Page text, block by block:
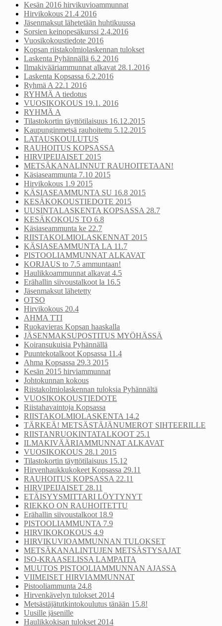
Kesän 2016 hirvikuvioammunnat
Hirvikokous 21.4 2016
Jäsenmaksut lähetetään huhtikuussa
Sorsien keinopesäkurssi 2.4.2016
Vuosikokoustiedote 2016
Kopsan riistakolmiolaskennan tulokset
Laskenta Pyhännällä 6.2 2016
Ilmakivääriammunnat alkavat 28.1.2016
Laskenta Kopsassa 6.2.2016
Ryhmä A 22.1 2016
RYHMÄ A tiedotus
VUOSIKOKOUS 19.1. 2016
RYHMÄ A
Tilastokortin täyttötilaisuus 16.12.2015
Kaupunginmetsä rauhoitettu 5.12.2015
LATAUSKOULUTUS
RAUHOITUS KOPSASSA
HIRVIPEIJAISET 2015
METSÄKANALINNUT RAUHOITETAAN!
Käsiaseammunta 7.10 2015
Hirvikokous 1.9 2015
KÄSIASEAMMUNTA SU 16.8 2015
KESÄKOKOUSTIEDOTE 2015
UUSINTALASKENTA KOPSASSA 28.7
KESÄKOKOUS TO 6.8
Käsiaseammunta ke 22.7
RIISTAKOLMIOLASKENNAT 2015
KÄSIASEAMMUNTA LA 11.7
PISTOOLIAMMUNNAT ALKAVAT
KORJAUS to 7.5 ammuntaan!
Haulikkoammunnat alkavat 4.5
Erähallin siivoustalkoot la 16.5
Jäsenmaksut lähetetty
OTSO
Hirvikokous 20.4
AHMA TTI
Ruokavieras Kopsan haaskalla
JÄSENMAKSUPOSTITUS MYÖHÄSSÄ
Koiransukuisia Pyhännällä
Puuntekotalkoot Kopsassa 11.4
Ahma Kopsassa 29.3 2015
Kesän 2015 hirviammunnat
Johtokunnan kokous
Riistakolmiolaskennan tuloksia Pyhännältä
VUOSIKOKOUSTIEDOTE
Riistahavaintoja Kopsassa
RIISTAKOLMIOLASKENTA 14.2
TÄRKEÄ! METSÄSTÄJÄNUMEROT SIHTEERILLE
RIISTANRUOKINTATALKOOT 25.1
ILMAKIVÄÄRIAMMUNNAT ALKAVAT
VUOSIKOKOUS 28.1 2015
Tilastokortin täyttötilaisuus 15.12
Hirvenhaukkukokeet Kopsassa 29.11
RAUHOITUS KOPSASSA 22.11
HIRVIPEIJAISET 28.11
ETÄISYYSMITTARI LÖYTYNYT
RIEKKO ON RAUHOITETTU
Erähallin siivoustalkoot 18.9
PISTOOLIAMMUNTA 7.9
HIRVIKOKOKOUS 4.9
HIRVIKUVIOAMMUNNAN TULOKSET
METSÄKANALINTUJEN METSÄSTYSAJAT
ISO-KRAASELISSA LAMPAITA
MUUTOS PISTOOLIAMMUNNAN AJASSA
VIIMEISET HIRVIAMMUNNAT
Pistooliammunta 24.8
Hirvenkävelyn tulokset 2014
Metsästäjätutkintokoulutus tänään 15.8!
Uusille jäsenille
Haulikkokisan tulokset 2014